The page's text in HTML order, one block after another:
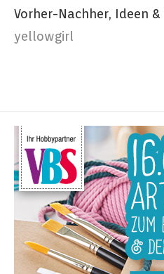
Vorher-Nachher, Ideen
yellowgirl